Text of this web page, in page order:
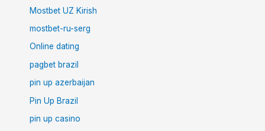
Mostbet UZ Kirish
mostbet-ru-serg
Online dating
pagbet brazil
pin up azerbaijan
Pin Up Brazil
pin up casino